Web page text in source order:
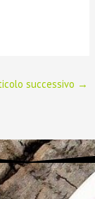
successivo →